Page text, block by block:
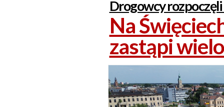
Drogowcy
Na
zastąpi